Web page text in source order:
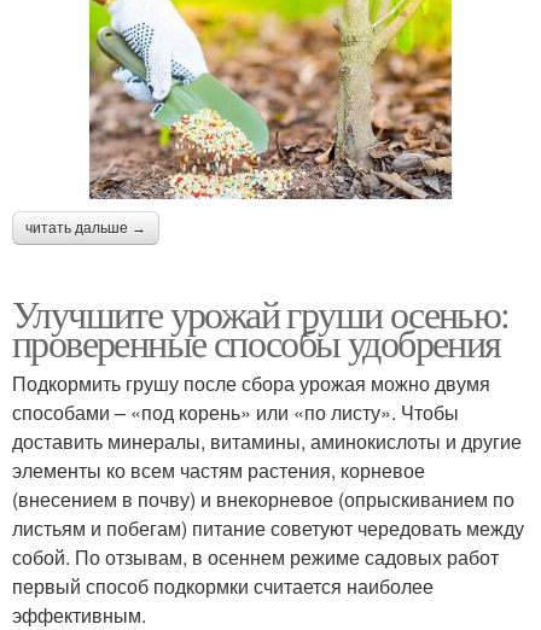
читать дальше →
Улучшите урожай груши осенью:
проверенные способы удобрения
Подкормить грушу после сбора урожая можно двумя
способами – «под корень» или «по листу». Чтобы
доставить минералы, витамины, аминокислоты и другие
элементы ко всем частям растения, корневое
(внесением в почву) и внекорневое (опрыскиванием по
листьям и побегам) питание советуют чередовать между
собой. По отзывам, в осеннем режиме садовых работ
первый способ подкормки считается наиболее
эффективным.